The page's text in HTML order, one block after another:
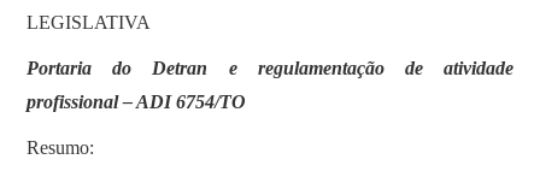
LEGISLATIVA
Portaria do Detran e regulamentação de atividade
profissional – ADI 6754/TO
Resumo: